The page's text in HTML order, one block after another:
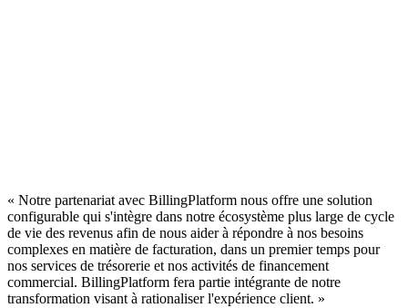
« Notre partenariat avec BillingPlatform nous offre une solution
configurable qui s'intègre dans notre écosystème plus large de cycle
de vie des revenus afin de nous aider à répondre à nos besoins
complexes en matière de facturation, dans un premier temps pour
nos services de trésorerie et nos activités de financement
commercial. BillingPlatform fera partie intégrante de notre
transformation visant à rationaliser l'expérience client. »